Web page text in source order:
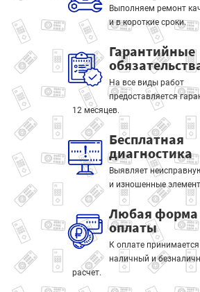
Выполняем ремонт
и в короткие сроки.
Гарантийные
На все виды работ
предоставляется
12 месяцев.
Бесплатная
диагностика
Выявляет
и изношенные
Любая форма
оплаты
К оплате принимается
наличный и
расчет.